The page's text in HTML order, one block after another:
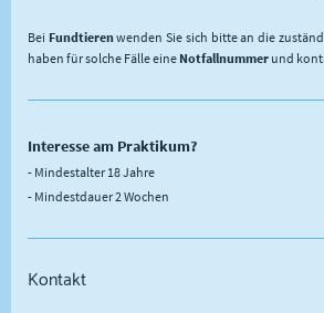
Bei Fundtierenwenden Sie sich bitte an die
haben für solche Fälle eine Notfallnummer und
Interesse am Praktikum?
- Mindestalter 18 Jahre
- Mindestdauer 2 Wochen
Kontakt